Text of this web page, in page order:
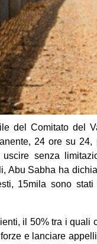
del Comitato del
24 ore su 24,
senza
Abu Sabha ha
15mila sono stati
il 50% tra i quali
e lanciare